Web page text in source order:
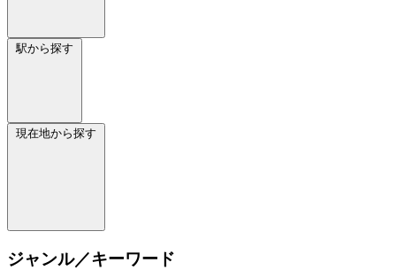
駅から探す
現在地から探す
ジャンル／キーワード